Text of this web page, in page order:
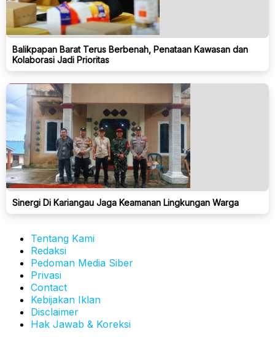
Balikpapan Barat Terus Berbenah, Penataan Kawasan dan
Kolaborasi Jadi Prioritas
Sinergi Di Kariangau Jaga Keamanan Lingkungan Warga
Tentang Kami
Redaksi
Pedoman Media Siber
Privasi
Contact
Kebijakan Iklan
Disclaimer
Hak Jawab & Koreksi